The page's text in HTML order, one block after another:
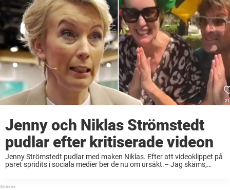
Jenny och Niklas Strömstedt
pudlar efter kritiserade videon
Jenny Strömstedt pudlar med maken Niklas. Efter att videoklippet på
paret spridits i sociala medier ber de nu om ursäkt.– Jag skäms,